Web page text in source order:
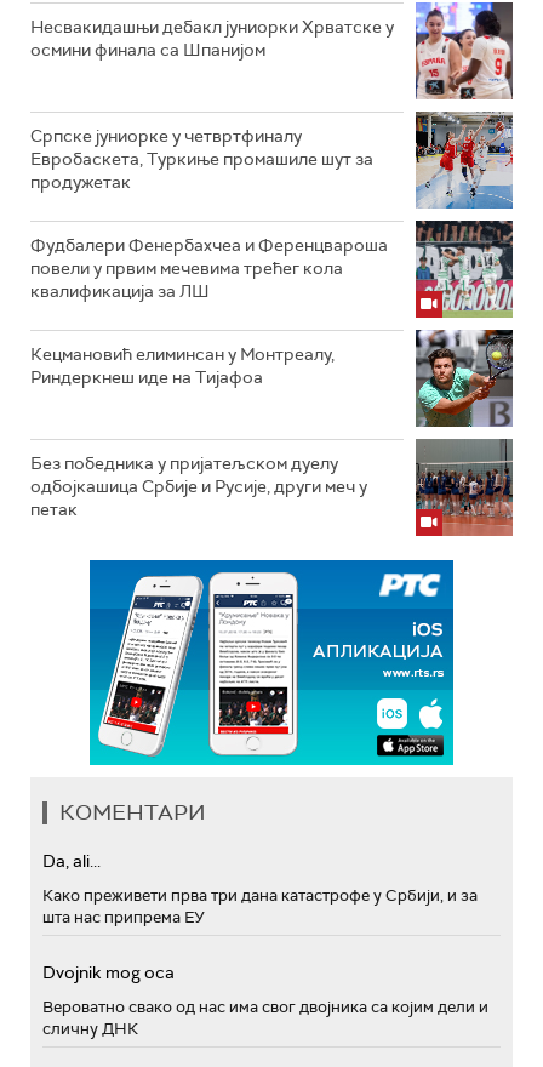
Несвакидашњи дебакл јуниорки Хрватске у
осмини финала са Шпанијом
Српске јуниорке у четвртфиналу
Евробаскета, Туркиње промашиле шут за
продужетак
Фудбалери Фенербахчеа и Ференцвароша
повели у првим мечевима трећег кола
квалификација за ЛШ
Кецмановић елиминсан у Монтреалу,
Риндеркнеш иде на Тијафоа
Без победника у пријатељском дуелу
одбојкашица Србије и Русије, други меч у
петак
КОМЕНТАРИ
Da, ali...
Како преживети прва три дана катастрофе у Србији, и за
шта нас припрема ЕУ
Dvojnik mog oca
Вероватно свако од нас има свог двојника са којим дели и
сличну ДНК